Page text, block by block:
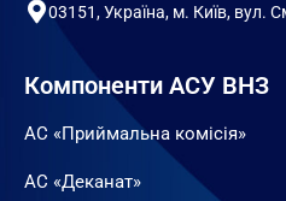
03151, Україна, м. Київ, вул.
Компоненти АСУ ВНЗ
АС «Приймальна комісія»
АС «Деканат»